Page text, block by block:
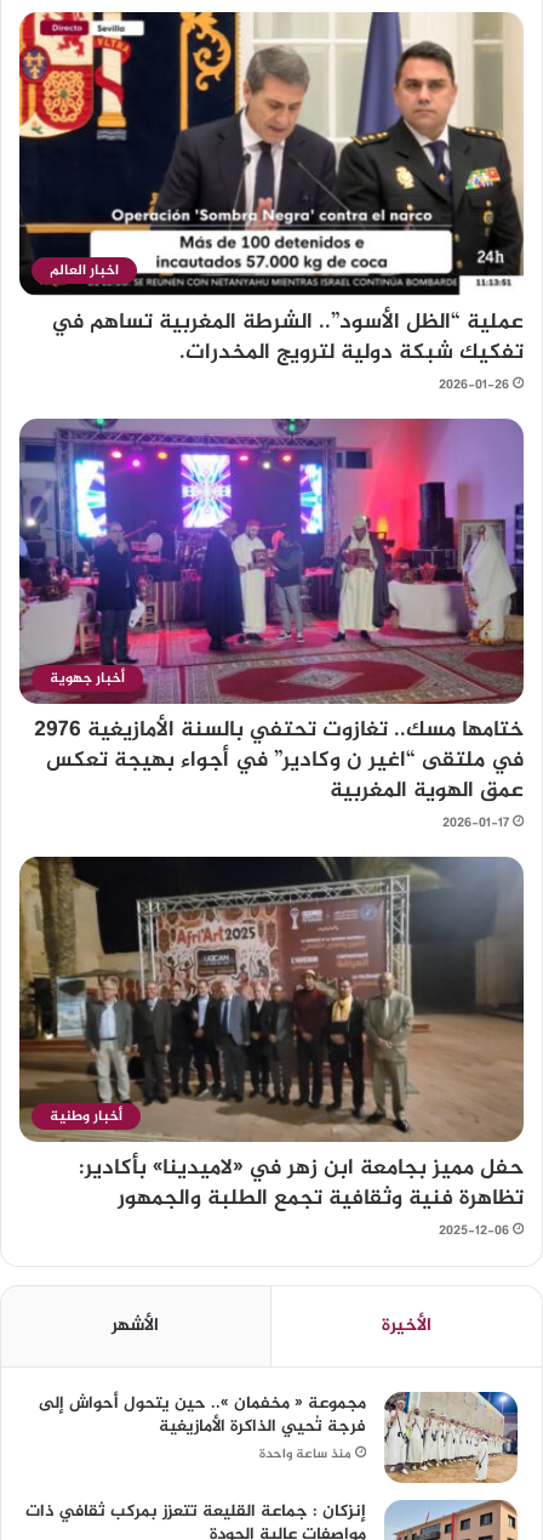
اخبار العالم
عملية “الظل الأسود”.. الشرطة المغربية تساهم في
تفكيك شبكة دولية لترويج المخدرات.
2026-01-26
أخبار جهوية
ختامها مسك.. تغازوت تحتفي بالسنة الأمازيغية 2976
في ملتقى “اغير ن وكادير” في أجواء بهيجة تعكس
عمق الهوية المغربية
2026-01-17
أخبار وطنية
حفل مميز بجامعة ابن زهر في «لاميدينا» بأكادير:
تظاهرة فنية وثقافية تجمع الطلبة والجمهور
2025-12-06
الأخيرة الأشهر
مجموعة « مخفمان ».. حين يتحول أحواش إلى
فرجة تُحيي الذاكرة الأمازيغية
منذ ساعة واحدة
إنزكان : جماعة القليعة تتعزز بمركب ثقافي ذات
مواصفات عالية الجودة